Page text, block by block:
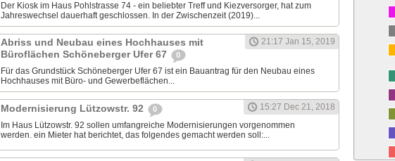
Der Kiosk im Haus Pohlstrasse 74 - ein beliebter Treff und Kiezversorger, hat zum
Jahreswechsel dauerhaft geschlossen. In der Zwischenzeit (2019)...
Abriss und Neubau eines Hochhauses mit
Büroflächen Schöneberger Ufer 67
0
21:17 Jan 15, 2019
Für das Grundstück Schöneberger Ufer 67 ist ein Bauantrag für den Neubau eines
Hochhauses mit Büro- und Gewerbeflächen...
Modernisierung Lützowstr. 92 0
15:27 Dec 21, 2018
Im Haus Lützowstr. 92 sollen umfangreiche Modernisierungen vorgenommen
werden. ein Mieter hat berichtet, das folgendes gemacht werden soll:...